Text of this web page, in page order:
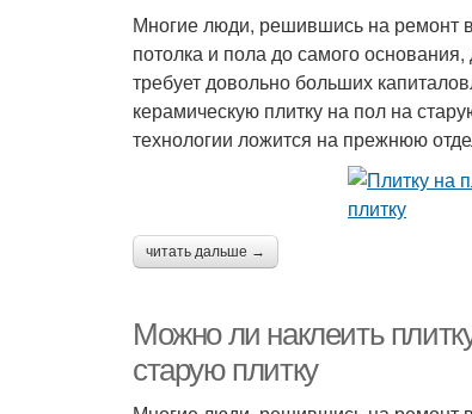
Многие люди, решившись на ремонт
потолка и пола до самого
требует довольно больших
керамическую плитку на пол на
технологии ложится на прежнюю
читать дальше →
Можно ли наклеить
старую плитку